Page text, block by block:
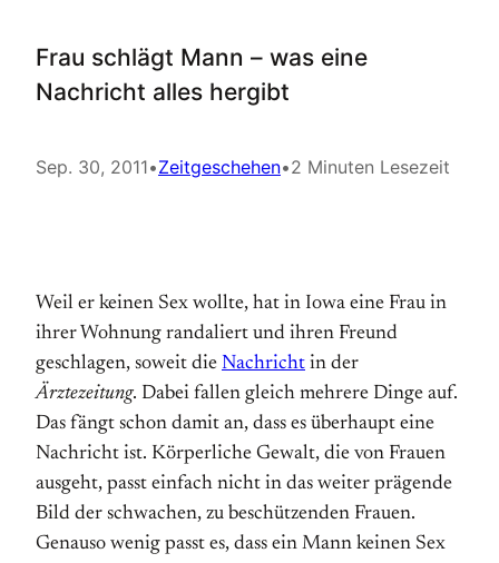
Frau schlägt Mann – was eine
Nachricht alles hergibt
Sep. 30, 2011•Zeitgeschehen•2 Minuten Lesezeit
Weil er keinen Sex wollte, hat in Iowa eine Frau in
ihrer Wohnung randaliert und ihren Freund
geschlagen, soweit die Nachricht in der
Ärztezeitung. Dabei fallen gleich mehrere Dinge auf.
Das fängt schon damit an, dass es überhaupt eine
Nachricht ist. Körperliche Gewalt, die von Frauen
ausgeht, passt einfach nicht in das weiter prägende
Bild der schwachen, zu beschützenden Frauen.
Genauso wenig passt es, dass ein Mann keinen Sex